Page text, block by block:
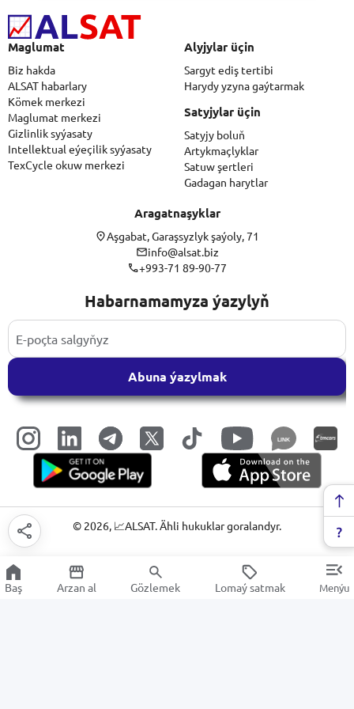
Maglumat
Biz hakda
ALSAT habarlary
Kömek merkezi
Maglumat merkezi
Gizlinlik syýasaty
Intellektual eýeçilik syýasaty
TexCycle okuw merkezi
Alyjylar üçin
Sargyt ediş tertibi
Harydy yzyna gaýtarmak
Satyjylar üçin
Satyjy boluň
Artykmaçlyklar
Satuw şertleri
Gadagan harytlar
Aragatnaşyklar
Aşgabat, Garaşsyzlyk şaýoly, 71
info@alsat.biz
+993-71 89-90-77
Habarnamamyza ýazylyň
Abuna ýazylmak
LINK
© 2026, 📈ALSAT. Ähli hukuklar goralandyr.
Baş Arzan al Gözlemek Lomaý satmak Menýu